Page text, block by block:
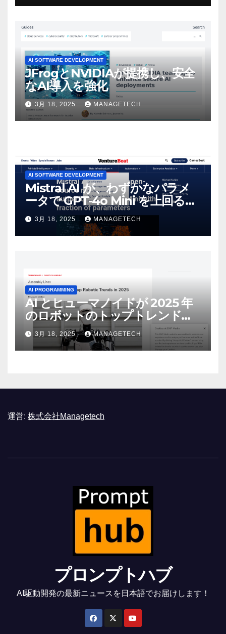
感じた」と語る – IGN
AI SOFTWARE DEVELOPMENT
JFrogとNVIDIAが提携し、安全
なAI導入を強化
3月 18, 2025 MANAGETECH
AI SOFTWARE DEVELOPMENT
Mistral AI が、わずかなパラメ
ータで GPT-4o Mini を上回る新
しいオープンソース モデルをリ
リース | VentureBeat
3月 18, 2025 MANAGETECH
AI PROGRAMMING
AI とヒューマノイドが 2025 年
のロボットのトップトレンドに |
ASSEMBLY
3月 18, 2025 MANAGETECH
運営: 株式会社Managetech
プロンプトハブ
AI駆動開発の最新ニュースを日本語でお届けします！